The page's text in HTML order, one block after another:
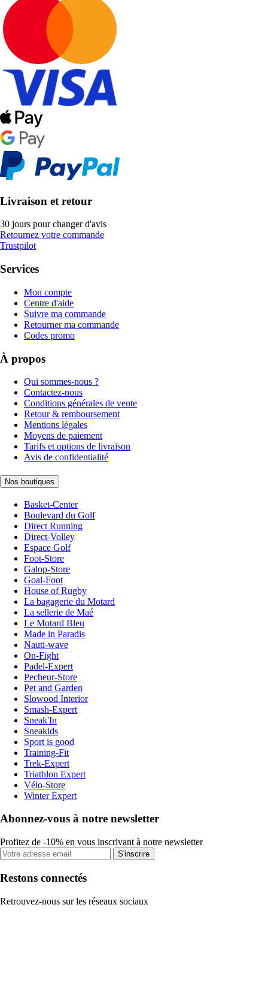
Livraison et retour
30 jours pour changer d'avis
Retournez votre commande
Trustpilot
Services
Mon compte
Centre d'aide
Suivre ma commande
Retourner ma commande
Codes promo
À propos
Qui sommes-nous ?
Contactez-nous
Conditions générales de vente
Retour & remboursement
Mentions légales
Moyens de paiement
Tarifs et options de livraison
Avis de confidentialité
Nos boutiques
Basket-Center
Boulevard du Golf
Direct Running
Direct-Volley
Espace Golf
Foot-Store
Galop-Store
Goal-Foot
House of Rugby
La bagagerie du Motard
La sellerie de Maé
Le Motard Bleu
Made in Paradis
Nauti-wave
On-Fight
Padel-Expert
Pecheur-Store
Pet and Garden
Slowood Interior
Smash-Expert
Sneak'In
Sneakids
Sport is good
Training-Fit
Trek-Expert
Triathlon Expert
Vélo-Store
Winter Expert
Abonnez-vous à notre newsletter
Profitez de -10% en vous inscrivant à notre newsletter
S'inscrire
Restons connectés
Retrouvez-nous sur les réseaux sociaux